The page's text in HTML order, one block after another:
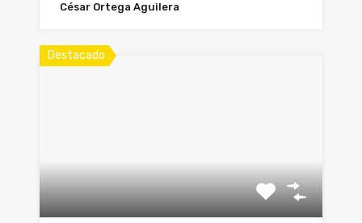
César Ortega Aguilera
Destacado